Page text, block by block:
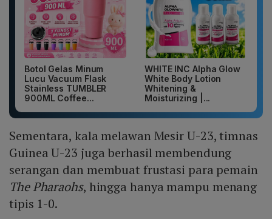
Botol Gelas Minum
Lucu Vacuum Flask
Stainless TUMBLER
900ML Coffee...
WHITE INC Alpha Glow
White Body Lotion
Whitening &
Moisturizing |...
Sementara, kala melawan Mesir U-23, timnas
Guinea U-23 juga berhasil membendung
serangan dan membuat frustasi para pemain
The Pharaohs, hingga hanya mampu menang
tipis 1-0.